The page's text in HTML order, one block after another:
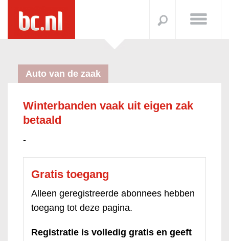
Auto van de zaak
Winterbanden vaak uit eigen zak
betaald
-
Gratis toegang
Alleen geregistreerde abonnees hebben
toegang tot deze pagina.
Registratie is volledig gratis en geeft